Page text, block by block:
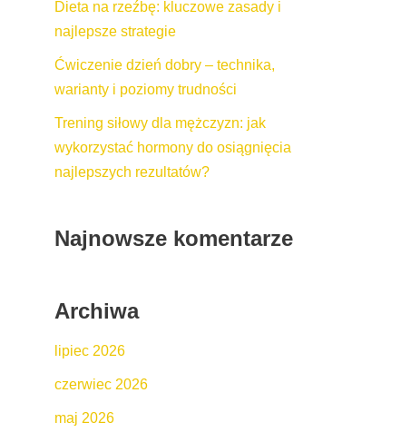
Dieta na rzeźbę: kluczowe zasady i
najlepsze strategie
Ćwiczenie dzień dobry – technika,
warianty i poziomy trudności
Trening siłowy dla mężczyzn: jak
wykorzystać hormony do osiągnięcia
najlepszych rezultatów?
Najnowsze komentarze
Archiwa
lipiec 2026
czerwiec 2026
maj 2026